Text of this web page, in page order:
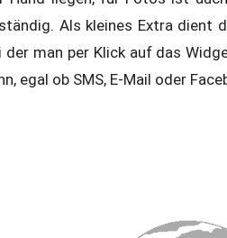
Als kleines Extra dient
der man per Klick auf das
egal ob SMS, E-Mail oder